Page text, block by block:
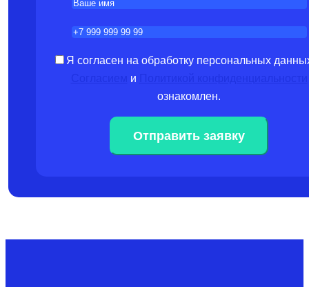
Я согласен на обработку персональных
и
ознакомлен.